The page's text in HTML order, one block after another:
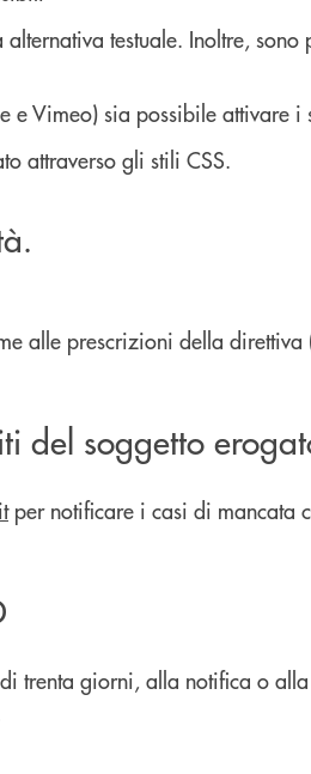
testuale. Inoltre,
Vimeo) sia possibile attivare
attraverso gli stili CSS.
alle prescrizioni della
del soggetto
per notificare i casi di mancata
trenta giorni, alla notifica o